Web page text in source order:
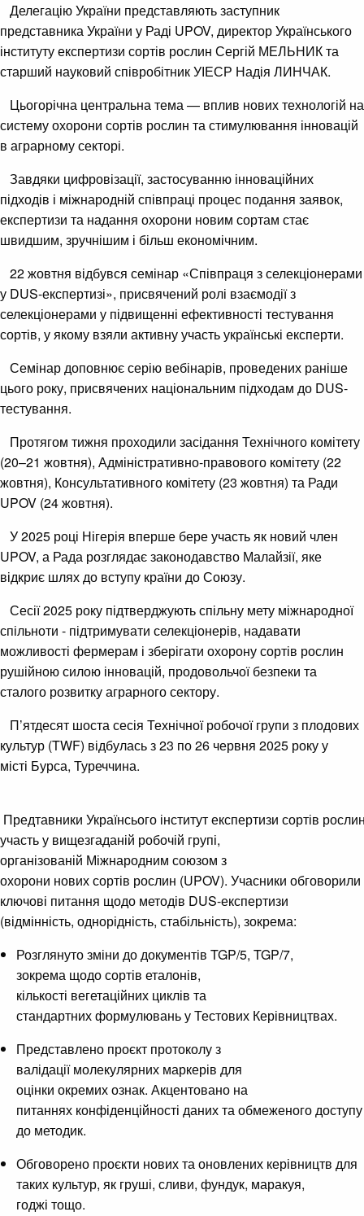
Делегацію України представляють заступник
представника України у Раді UPOV, директор Українського
інституту експертизи сортів рослин Сергій МЕЛЬНИК та
старший науковий співробітник УІЕСР Надія ЛИНЧАК.
Цьогорічна центральна тема — вплив нових технологій на
систему охорони сортів рослин та стимулювання інновацій
в аграрному секторі.
Завдяки цифровізації, застосуванню інноваційних
підходів і міжнародній співпраці процес подання заявок,
експертизи та надання охорони новим сортам стає
швидшим, зручнішим і більш економічним.
22 жовтня відбувся семінар «Співпраця з селекціонерами
у DUS-експертизі», присвячений ролі взаємодії з
селекціонерами у підвищенні ефективності тестування
сортів, у якому взяли активну участь українські експерти.
Семінар доповнює серію вебінарів, проведених раніше
цього року, присвячених національним підходам до DUS-
тестування.
Протягом тижня проходили засідання Технічного комітету
(20–21 жовтня), Адміністративно-правового комітету (22
жовтня), Консультативного комітету (23 жовтня) та Ради
UPOV (24 жовтня).
У 2025 році Нігерія вперше бере участь як новий член
UPOV, а Рада розглядає законодавство Малайзії, яке
відкриє шлях до вступу країни до Союзу.
Сесії 2025 року підтверджують спільну мету міжнародної
спільноти - підтримувати селекціонерів, надавати
можливості фермерам і зберігати охорону сортів рослин
рушійною силою інновацій, продовольчої безпеки та
сталого розвитку аграрного сектору.
П’ятдесят шоста сесія Технічної робочої групи з плодових
культур (TWF) відбулась з 23 по 26 червня 2025 року у
місті Бурса, Туреччина.
Предтавники Українсього інститут експертизи сортів
участь у вищезгаданій робочій групі,
організованій Міжнародним союзом з
охорони нових сортів рослин (UPOV). Учасники обговорили
ключові питання щодо методів DUS-експертизи
(відмінність, однорідність, стабільність), зокрема:
Розглянуто зміни до документів TGP/5, TGP/7,
зокрема щодо сортів еталонів,
кількості вегетаційних циклів та
стандартних формулювань у Тестових Керівництвах.
Представлено проєкт протоколу з
валідації молекулярних маркерів для
оцінки окремих ознак. Акцентовано на
питаннях конфіденційності даних та обмеженого доступу
до методик.
Обговорено проєкти нових та оновлених керівництв для
таких культур, як груші, сливи, фундук, маракуя,
годжі тощо.